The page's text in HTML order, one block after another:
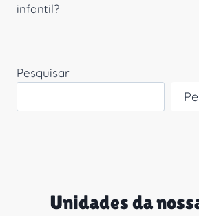
infantil?
Pesquisar
Unidades da